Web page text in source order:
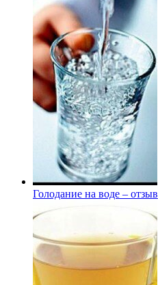
Голодание на воде – отзыв